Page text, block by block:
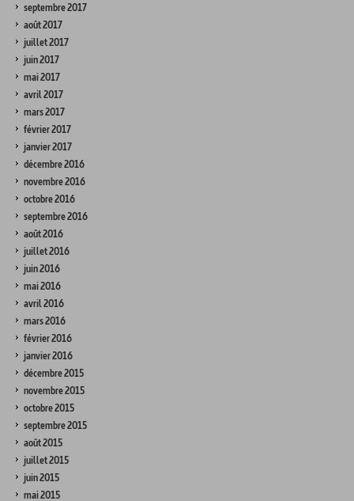
septembre 2017
août 2017
juillet 2017
juin 2017
mai 2017
avril 2017
mars 2017
février 2017
janvier 2017
décembre 2016
novembre 2016
octobre 2016
septembre 2016
août 2016
juillet 2016
juin 2016
mai 2016
avril 2016
mars 2016
février 2016
janvier 2016
décembre 2015
novembre 2015
octobre 2015
septembre 2015
août 2015
juillet 2015
juin 2015
mai 2015